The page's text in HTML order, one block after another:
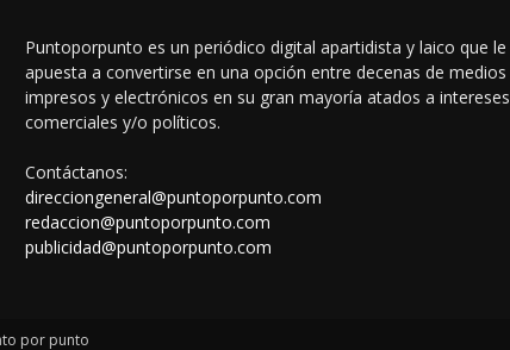
Puntoporpunto es un periódico digital apartidista y laico que le
apuesta a convertirse en una opción entre decenas de medios
impresos y electrónicos en su gran mayoría atados a intereses
comerciales y/o políticos.
Contáctanos:
direcciongeneral@puntoporpunto.com
redaccion@puntoporpunto.com
publicidad@puntoporpunto.com
por punto